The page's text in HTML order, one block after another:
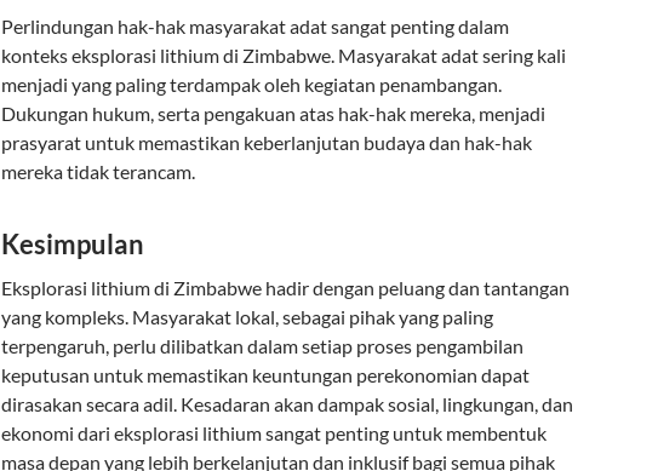
Perlindungan hak-hak masyarakat adat sangat penting dalam
konteks eksplorasi lithium di Zimbabwe. Masyarakat adat sering kali
menjadi yang paling terdampak oleh kegiatan penambangan.
Dukungan hukum, serta pengakuan atas hak-hak mereka, menjadi
prasyarat untuk memastikan keberlanjutan budaya dan hak-hak
mereka tidak terancam.
Kesimpulan
Eksplorasi lithium di Zimbabwe hadir dengan peluang dan tantangan
yang kompleks. Masyarakat lokal, sebagai pihak yang paling
terpengaruh, perlu dilibatkan dalam setiap proses pengambilan
keputusan untuk memastikan keuntungan perekonomian dapat
dirasakan secara adil. Kesadaran akan dampak sosial, lingkungan, dan
ekonomi dari eksplorasi lithium sangat penting untuk membentuk
masa depan yang lebih berkelanjutan dan inklusif bagi semua pihak